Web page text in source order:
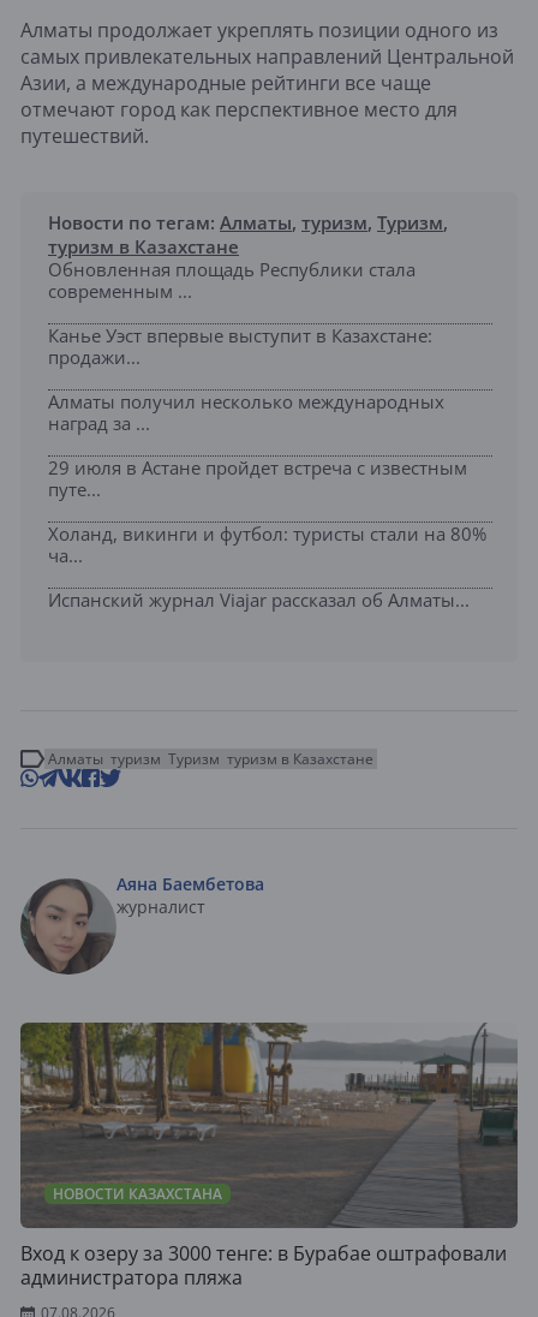
Алматы продолжает укреплять позиции одного из
самых привлекательных направлений Центральной
Азии, а международные рейтинги все чаще
отмечают город как перспективное место для
путешествий.
Новости по тегам: Алматы, туризм, Туризм,
туризм в Казахстане
Обновленная площадь Республики стала
современным ...
Канье Уэст впервые выступит в Казахстане:
продажи...
Алматы получил несколько международных
наград за ...
29 июля в Астане пройдет встреча с известным
путе...
Холанд, викинги и футбол: туристы стали на 80%
ча...
Испанский журнал Viajar рассказал об Алматы...
Алматы туризм Туризм туризм в Казахстане
Аяна Баембетова
журналист
НОВОСТИ КАЗАХСТАНА
Вход к озеру за 3000 тенге: в Бурабае оштрафовали
администратора пляжа
07.08.2026